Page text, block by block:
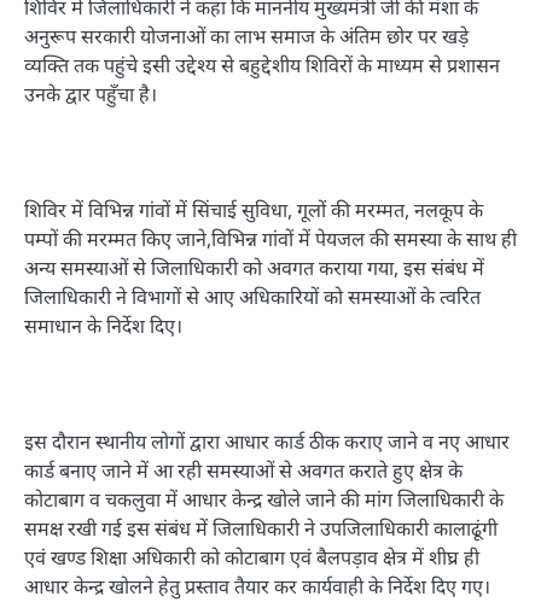
शिविर में जिलाधिकारी ने कहा कि माननीय मुख्यमंत्री जी की मंशा के
अनुरूप सरकारी योजनाओं का लाभ समाज के अंतिम छोर पर खड़े
व्यक्ति तक पहुंचे इसी उद्देश्य से बहुद्देशीय शिविरों के माध्यम से प्रशासन
उनके द्वार पहुँचा है।
शिविर में विभिन्न गांवों में सिंचाई सुविधा, गूलों की मरम्मत, नलकूप के
पम्पों की मरम्मत किए जाने,विभिन्न गांवों में पेयजल की समस्या के साथ ही
अन्य समस्याओं से जिलाधिकारी को अवगत कराया गया, इस संबंध में
जिलाधिकारी ने विभागों से आए अधिकारियों को समस्याओं के त्वरित
समाधान के निर्देश दिए।
इस दौरान स्थानीय लोगों द्वारा आधार कार्ड ठीक कराए जाने व नए आधार
कार्ड बनाए जाने में आ रही समस्याओं से अवगत कराते हुए क्षेत्र के
कोटाबाग व चकलुवा में आधार केन्द्र खोले जाने की मांग जिलाधिकारी के
समक्ष रखी गई इस संबंध में जिलाधिकारी ने उपजिलाधिकारी कालाढूंगी
एवं खण्ड शिक्षा अधिकारी को कोटाबाग एवं बैलपड़ाव क्षेत्र में शीघ्र ही
आधार केन्द्र खोलने हेतु प्रस्ताव तैयार कर कार्यवाही के निर्देश दिए गए।